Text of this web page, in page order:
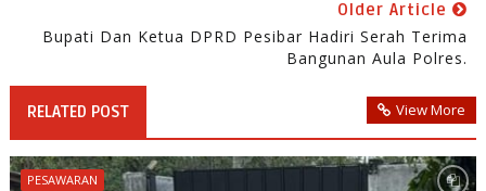
Older Article
Bupati Dan Ketua DPRD Pesibar Hadiri Serah Terima
Bangunan Aula Polres.
RELATED POST View More
PESAWARAN